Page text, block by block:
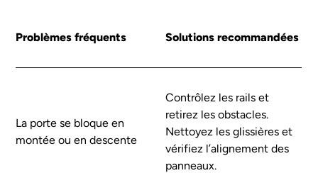
Problèmes fréquents Solutions recommandées
La porte se bloque en
montée ou en descente
Contrôlez les rails et
retirez les obstacles.
Nettoyez les glissières et
vérifiez l’alignement des
panneaux.
FAÇADE